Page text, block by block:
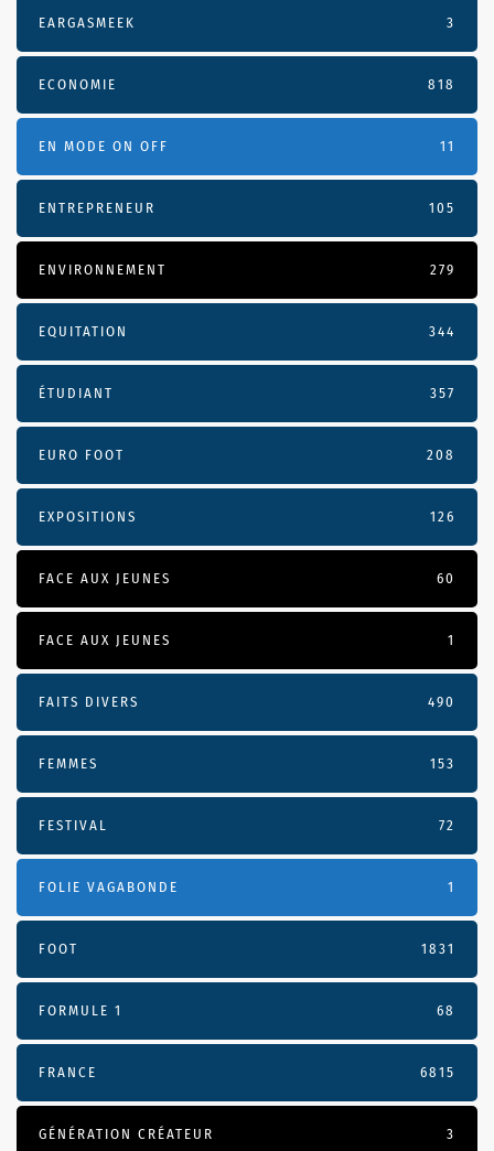
EARGASMEEK 3
ECONOMIE 818
EN MODE ON OFF 11
ENTREPRENEUR 105
ENVIRONNEMENT 279
EQUITATION 344
ÉTUDIANT 357
EURO FOOT 208
EXPOSITIONS 126
FACE AUX JEUNES 60
FACE AUX JEUNES 1
FAITS DIVERS 490
FEMMES 153
FESTIVAL 72
FOLIE VAGABONDE 1
FOOT 1831
FORMULE 1 68
FRANCE 6815
GÉNÉRATION CRÉATEUR 3